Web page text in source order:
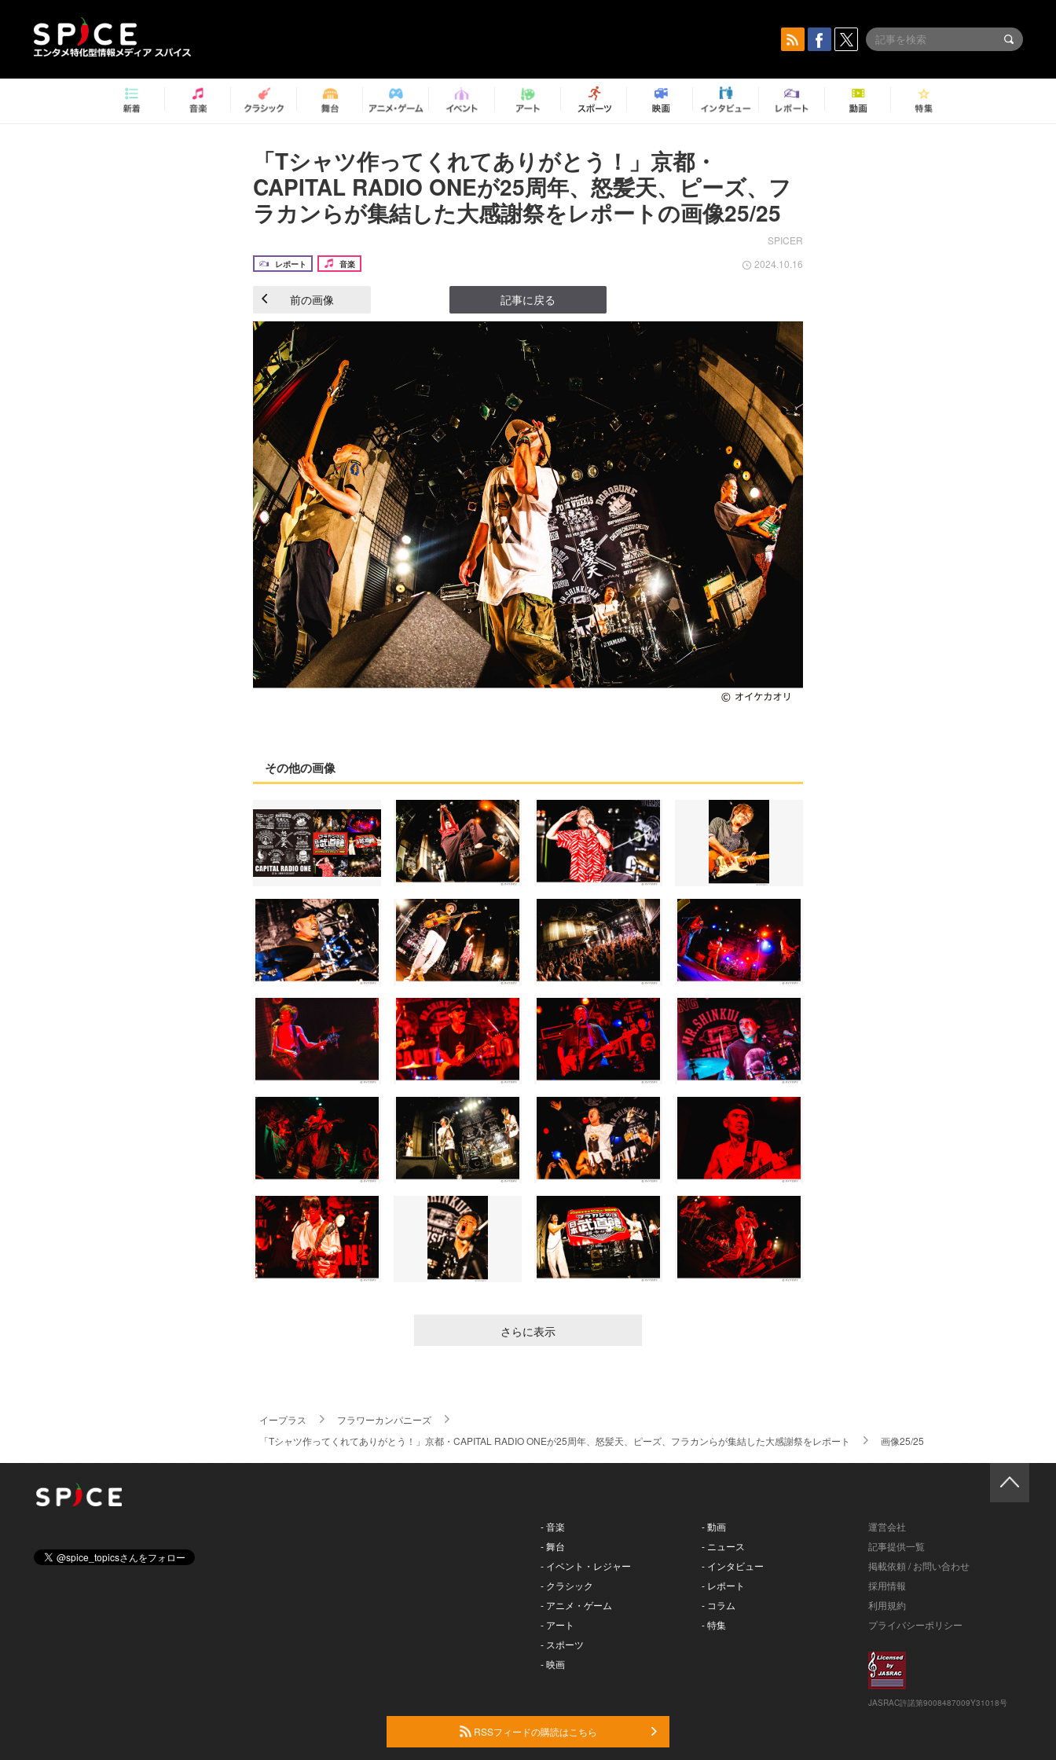
「Tシャツ作ってくれてありがとう！」京都・
CAPITAL RADIO ONEが25周年、怒髪天、ピーズ、フ
ラカンらが集結した大感謝祭をレポートの画像25/25
SPICER
レポート 音楽 2024.10.16
前の画像 記事に戻る
その他の画像
さらに表示
イープラス
フラワーカンパニーズ
「Tシャツ作ってくれてありがとう！」京都・CAPITAL RADIO ONEが25周年、怒髪天、ピーズ、フラカンらが集結した大感謝祭をレポート
画像25/25
- 音楽
- 舞台
- イベント・レジャー
- クラシック
- アニメ・ゲーム
- アート
- スポーツ
- 映画
- 動画
- ニュース
- インタビュー
- レポート
- コラム
- 特集
運営会社
記事提供一覧
掲載依頼 / お問い合わせ
採用情報
利用規約
プライバシーポリシー
JASRAC許諾第9008487009Y31018号
RSSフィードの購読はこちら